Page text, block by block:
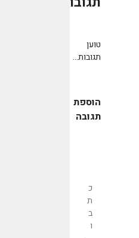
טוען
תגובות...
הוספת
תגובה